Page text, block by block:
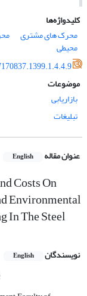
کلیدواژه‌ها
محرک های مشتری
محیطی
موضوعات
بازاریابی
تبلیغات
عنوان مقاله English
Costs On
Environmental
In The Steel
نویسندگان English